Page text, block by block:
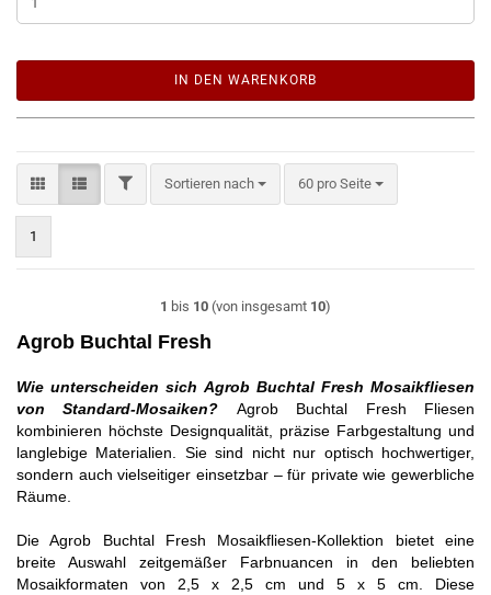
IN DEN WARENKORB
FILTERSortieren nach
Sortieren nach 60 pro Seite
pro Seite
1
1 bis 10 (von insgesamt 10)
Agrob Buchtal Fresh
Wie unterscheiden sich Agrob Buchtal Fresh Mosaikfliesen
von Standard-Mosaiken? Agrob Buchtal Fresh Fliesen
kombinieren höchste Designqualität, präzise Farbgestaltung und
langlebige Materialien. Sie sind nicht nur optisch hochwertiger,
sondern auch vielseitiger einsetzbar – für private wie gewerbliche
Räume.
Die Agrob Buchtal Fresh Mosaikfliesen-Kollektion bietet eine
breite Auswahl zeitgemäßer Farbnuancen in den beliebten
Mosaikformaten von 2,5 x 2,5 cm und 5 x 5 cm. Diese